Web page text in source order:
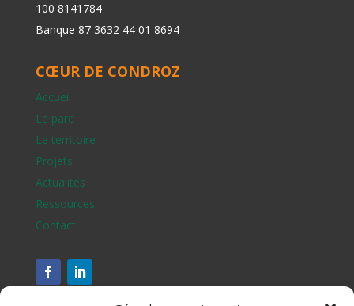
100 8141784
Banque 87 3632 44 01 8694
CŒUR DE CONDROZ
Accueil
Le parc
Le territoire
Projets
Actualités
Ressources
Contact